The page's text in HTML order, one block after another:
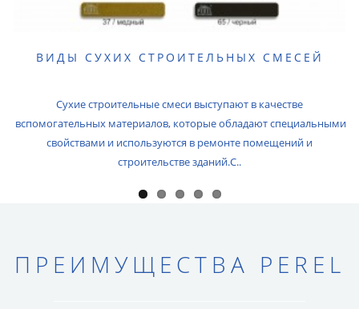
ВИДЫ СУХИХ СТРОИТЕЛЬНЫХ СМЕСЕЙ
Сухие строительные смеси выступают в качестве
вспомогательных материалов, которые обладают специальными
свойствами и используются в ремонте помещений и
строительстве зданий.С..
ПРЕИМУЩЕСТВА PEREL